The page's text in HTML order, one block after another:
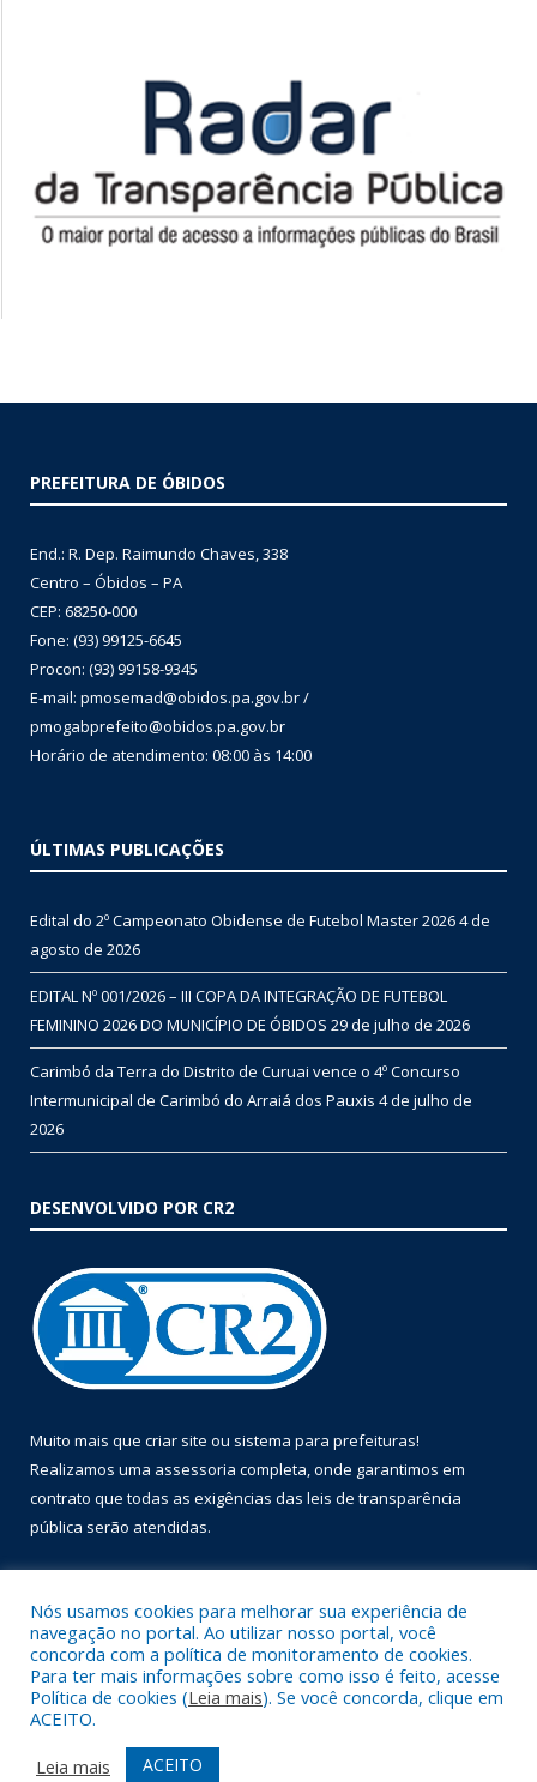
PREFEITURA DE ÓBIDOS
End.: R. Dep. Raimundo Chaves, 338
Centro – Óbidos – PA
CEP: 68250-000
Fone: (93) 99125-6645
Procon: (93) 99158-9345
E-mail: pmosemad@obidos.pa.gov.br /
pmogabprefeito@obidos.pa.gov.br
Horário de atendimento: 08:00 às 14:00
ÚLTIMAS PUBLICAÇÕES
Edital do 2º Campeonato Obidense de Futebol Master 20264 de
agosto de 2026
EDITAL Nº 001/2026 – III COPA DA INTEGRAÇÃO DE FUTEBOL
FEMININO 2026 DO MUNICÍPIO DE ÓBIDOS 29 de julho de 2026
Carimbó da Terra do Distrito de Curuai vence o 4º Concurso
Intermunicipal de Carimbó do Arraiá dos Pauxis 4 de julho de
2026
DESENVOLVIDO POR CR2
Muito mais que criar site ou sistema para prefeituras!
Realizamos uma assessoria completa, onde garantimos em
contrato que todas as exigências das leis de transparência
pública serão atendidas.
Todos os direitos reservados a Prefeitura Municipal de Óbidos.
Mapa do Site
Acessar Área Administrativa
Nós usamos cookies para melhorar sua experiência de
navegação no portal. Ao utilizar nosso portal, você
concorda com a política de monitoramento de cookies.
Para ter mais informações sobre como isso é feito, acesse
Política de cookies (Leia mais). Se você concorda, clique em
ACEITO.
Leia mais
ACEITO